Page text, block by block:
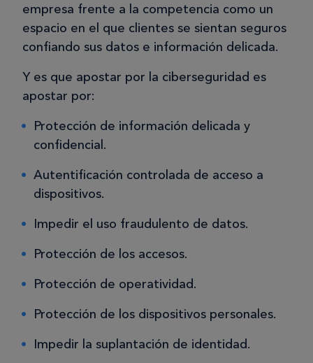
empresa frente a la competencia como un
espacio en el que clientes se sientan seguros
confiando sus datos e información delicada.
Y es que apostar por la ciberseguridad es
apostar por:
Protección de información delicada y
confidencial.
Autentificación controlada de acceso a
dispositivos.
Impedir el uso fraudulento de datos.
Protección de los accesos.
Protección de operatividad.
Protección de los dispositivos personales.
Impedir la suplantación de identidad.